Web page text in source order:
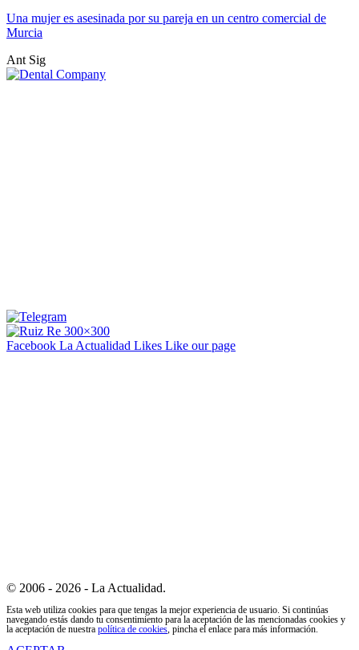
Una mujer es asesinada por su pareja en un centro comercial de
Murcia
Ant Sig
Facebook La Actualidad Likes Like our page
© 2006 - 2026 - La Actualidad.
Esta web utiliza cookies para que tengas la mejor experiencia de usuario. Si continúas
navegando estás dando tu consentimiento para la aceptación de las mencionadas cookies y
la aceptación de nuestra política de cookies, pincha el enlace para más información.